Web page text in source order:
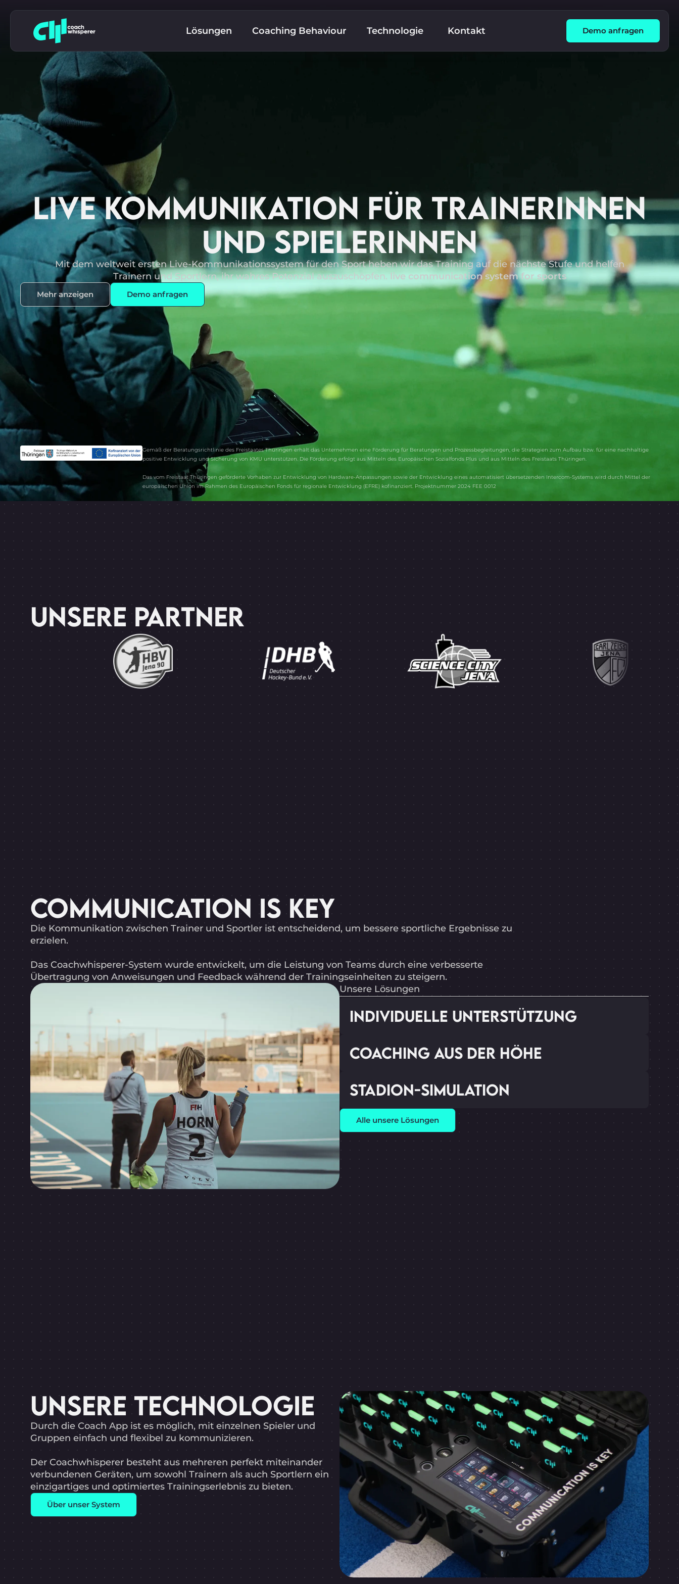
Lösungen Coaching Behaviour Technologie Kontakt Demo anfragen
LIVE KOMMUNIKATION FÜR TRAINERINNEN
UND SPIELERINNEN
Mit dem weltweit ersten Live-Kommunikationssystem für den Sport heben wir das Training auf die nächste Stufe und helfen
Trainern und Sportlern, ihr wahres Potenzial auszuschöpfen. live communication system for sports
Mehr anzeigen Demo anfragen
Gemäß der Beratungsrichtlinie des Freistaates Thüringen erhält das Unternehmen eine Förderung für Beratungen und Prozessbegleitungen, die Strategien zum Aufbau bzw. für eine nachhaltige
positive Entwicklung und Sicherung von KMU unterstützen. Die Förderung erfolgt aus Mitteln des Europäischen Sozialfonds Plus und aus Mitteln des Freistaats Thüringen.
Das vom Freistaat Thüringen geförderte Vorhaben zur Entwicklung von Hardware-Anpassungen sowie der Entwicklung eines automatisiert übersetzenden Intercom-Systems wird durch Mittel der
europäischen Union im Rahmen des Europäischen Fonds für regionale Entwicklung (EFRE) kofinanziert. Projektnummer 2024 FEE 0012
UNSERE PARTNER
COMMUNICATION IS KEY
Die Kommunikation zwischen Trainer und Sportler ist entscheidend, um bessere sportliche Ergebnisse zu
erzielen.
Das Coachwhisperer-System wurde entwickelt, um die Leistung von Teams durch eine verbesserte
Übertragung von Anweisungen und Feedback während der Trainingseinheiten zu steigern.
Unsere Lösungen
INDIVIDUELLE UNTERSTÜTZUNG
COACHING AUS DER HÖHE
STADION-SIMULATION
Alle unsere Lösungen
UNSERE TECHNOLOGIE
Durch die Coach App ist es möglich, mit einzelnen Spieler und
Gruppen einfach und flexibel zu kommunizieren.
Der Coachwhisperer besteht aus mehreren perfekt miteinander
verbundenen Geräten, um sowohl Trainern als auch Sportlern ein
einzigartiges und optimiertes Trainingserlebnis zu bieten.
Über unser System